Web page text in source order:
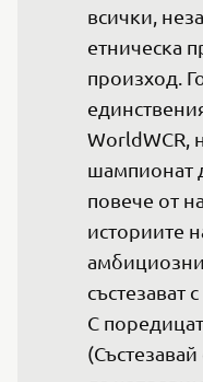
всички,
етническа
произход.
WorldWCR,
шампионат
повече от
историите
състезават
С